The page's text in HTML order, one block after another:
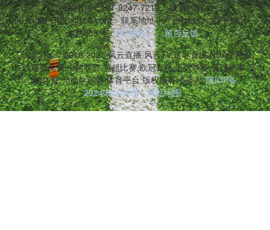
联系电话：191-9247-7210
联系邮箱：
iKHLldBPGtPB@162.com
联系地址：广西壮族自治区长垣县一
多路059号
联系我们
留言反馈
Copyright © 2016-2025 风云直播,风云TV,足球直播,NBA免费看,
在线观看免费,中超联赛,英超比赛,欧冠直播,五大联赛,篮球赛事,高
清体育,无插件观看,体育平台 版权所有 备案号:黑ICP备
2024060340号 网站地图